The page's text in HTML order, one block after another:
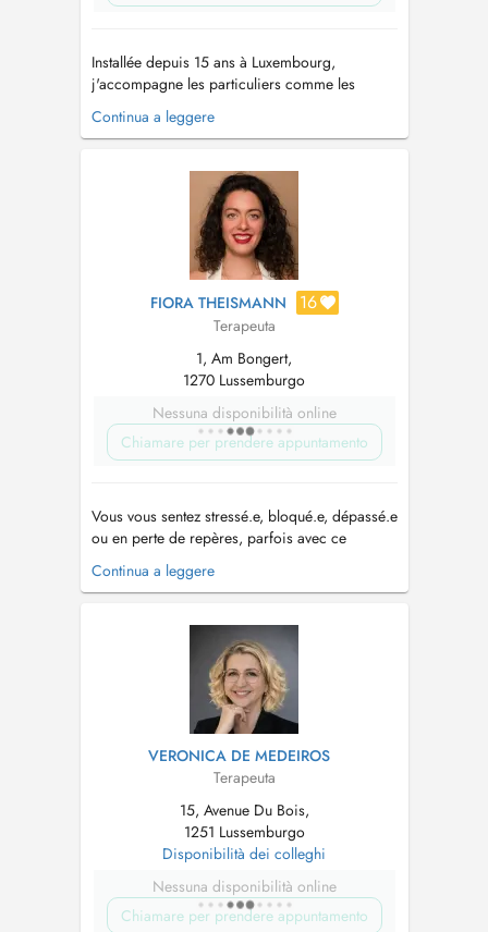
Installée depuis 15 ans à Luxembourg,
j'accompagne les particuliers comme les
professionnels dans leur développement, vers
la libération, le changement et le mieux-être.
psychopathologie, mon parcours s'est ensuite
ouvert aux RH appliquées à la psychologi...
Continua a leggere
FIORA THEISMANN 16
Terapeuta
1, Am Bongert,
1270 Lussemburgo
Nessuna disponibilità online
Chiamare per prendere appuntamento
Vous vous sentez stressé.e, bloqué.e, dépassé.e
ou en perte de repères, parfois avec ce
sentiment diffus que « quelque chose ne va
plus » sans toujours savoir quoi. Vous aimeriez
compte vraiment pour vous, et avancer vers
plus de sérénité et de justesse d...
Continua a leggere
VERONICA DE MEDEIROS
Terapeuta
15, Avenue Du Bois,
1251 Lussemburgo
Disponibilità dei colleghi
Nessuna disponibilità online
Chiamare per prendere appuntamento